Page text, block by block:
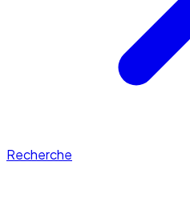
Recherche